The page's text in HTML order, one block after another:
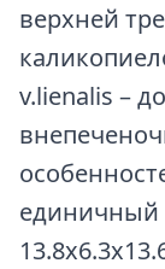
верхней
v.lienalis –
единичный